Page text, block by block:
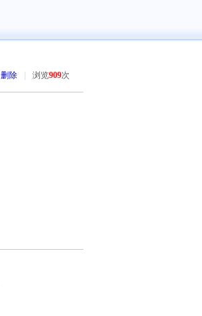
删除 浏览909次